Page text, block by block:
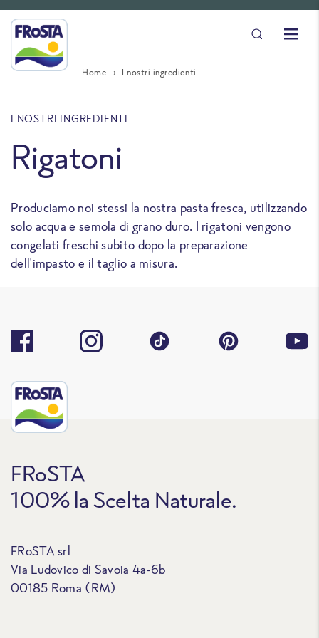
Home I nostri ingredienti
I NOSTRI INGREDIENTI
Rigatoni
Produciamo noi stessi la nostra pasta fresca, utilizzando
solo acqua e semola di grano duro. I rigatoni vengono
congelati freschi subito dopo la preparazione
dell'impasto e il taglio a misura.
FRoSTA
100% la Scelta Naturale.
FRoSTA srl
Via Ludovico di Savoia 4a-6b
00185 Roma (RM)